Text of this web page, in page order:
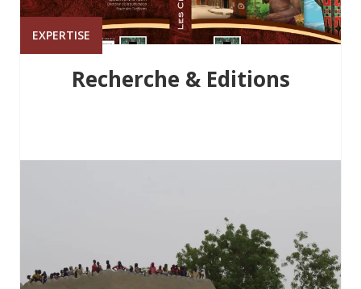
EXPERTISE
Recherche & Editions